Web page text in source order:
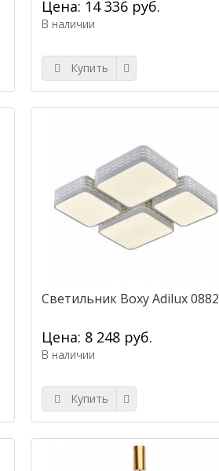
Цена: 14 336 руб.
В наличии
Купить
Светильник Boxy Adilux 0882
Цена: 8 248 руб.
В наличии
Купить